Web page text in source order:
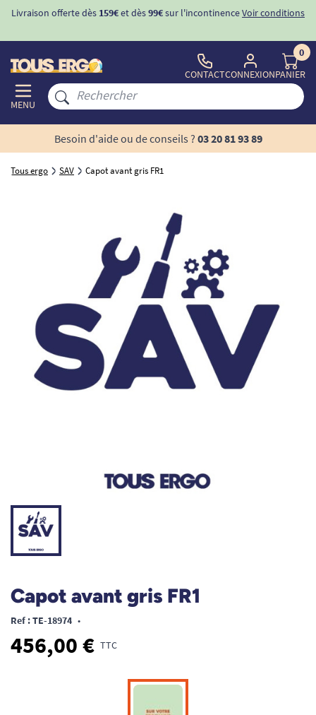
Livraison offerte dès 159€et dès99€sur l'incontinenceVoir conditions
MENU
CONTACTCONNEXION
0
PANIER
Besoin d'aide ou de conseils ? 03 20 81 93 89
Tous ergo SAV Capot avant gris FR1
Capot avant gris FR1
Ref : TE-18974 •
456,00 € TTC